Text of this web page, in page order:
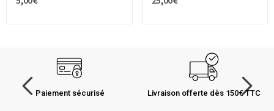
Paiement sécurisé Livraison offerte dès 150€ TTC